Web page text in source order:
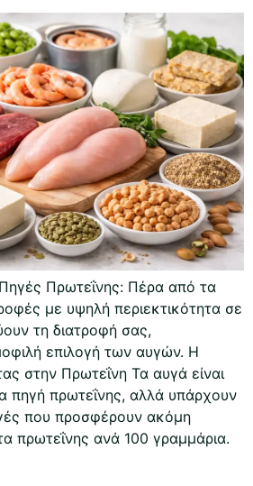
Πρωτεΐνης: Πέρα από τα
με υψηλή περιεκτικότητα σε
τη διατροφή σας,
επιλογή των αυγών. Η
στην Πρωτεΐνη Τα αυγά είναι
πηγή πρωτεΐνης, αλλά υπάρχουν
που προσφέρουν ακόμη
πρωτεΐνης ανά 100 γραμμάρια.